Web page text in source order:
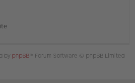
by phpBB® Forum Software © phpBB Limited